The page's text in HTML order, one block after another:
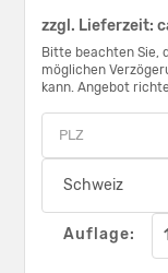
zzgl. Lieferzeit:
Bitte beachten Sie,
möglichen
kann. Angebot
Auflage: